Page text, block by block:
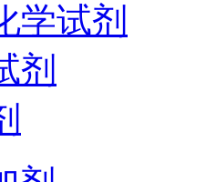
学试剂
剂